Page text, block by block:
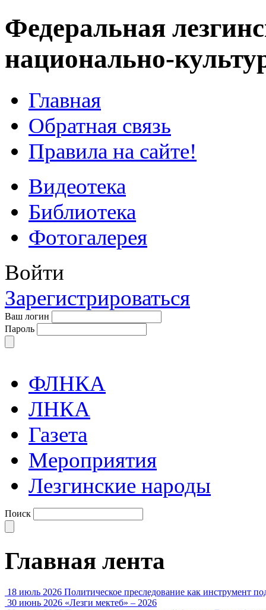
Федеральная
национально-
Главная
Обратная связь
Правила на сайте!
Видеотека
Библиотека
Фотогалерея
Войти
Зарегистрироваться
Ваш логин
Пароль
ФЛНКА
ЛНКА
Газета
Мероприятия
Лезгинские народы
Поиск
Главная лента
18 июль 2026 Политическое преследование как инструмент
30 июнь 2026 «Лезги мектеб» – 2026